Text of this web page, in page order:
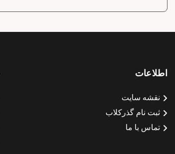
اطلاعات
نقشه سایت
ثبت نام گذرکلاب
تماس با ما